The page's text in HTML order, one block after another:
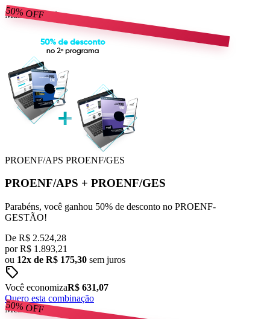
Mais escolhido
50%OFF
PROENF/APS PROENF/GES
PROENF/APS + PROENF/GES
Parabéns, você ganhou 50% de desconto no PROENF-
GESTÃO!
De R$ 2.524,28
por R$ 1.893,21
ou 12x de R$ 175,30 sem juros
sell
Você economizaR$ 631,07
Quero esta combinação
Melhor Preço
50%OFF